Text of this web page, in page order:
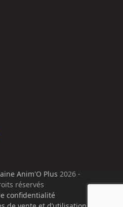
Anim'O Plus 2026 -
réservés
confidentialité